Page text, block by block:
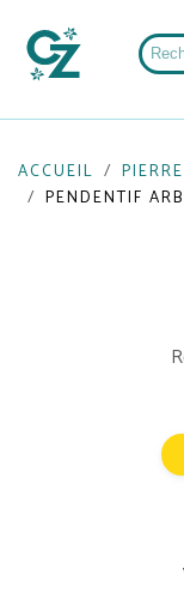
ACCUEIL
PENDENTIF